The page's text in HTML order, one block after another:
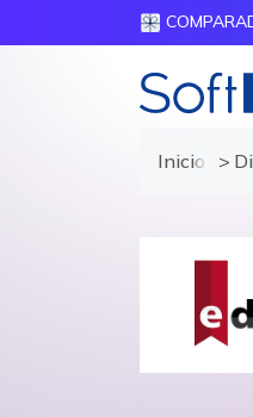
Inicio